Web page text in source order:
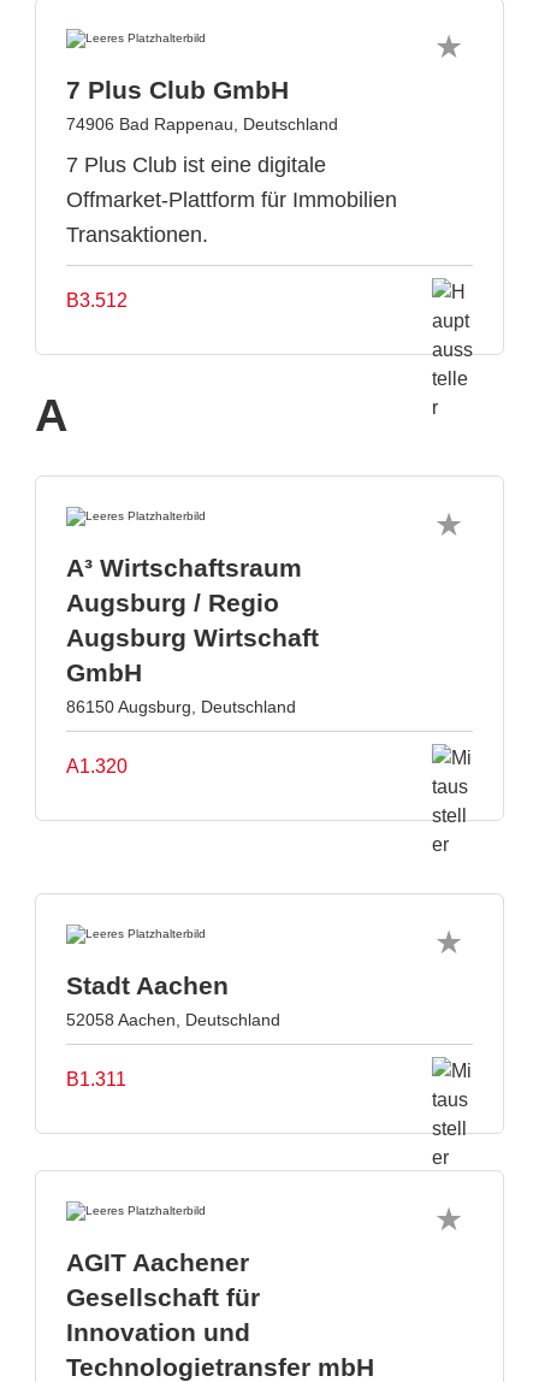
7 Plus Club GmbH
74906 Bad Rappenau, Deutschland
7 Plus Club ist eine digitale
Offmarket-Plattform für Immobilien
Transaktionen.
B3.512
A
A³ Wirtschaftsraum
Augsburg / Regio
Augsburg Wirtschaft
GmbH
86150 Augsburg, Deutschland
A1.320
Stadt Aachen
52058 Aachen, Deutschland
B1.311
AGIT Aachener
Gesellschaft für
Innovation und
Technologietransfer mbH